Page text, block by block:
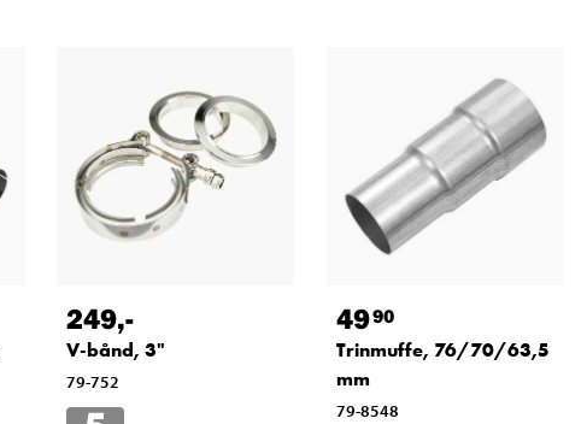
249,-
V-bånd, 3"
79-752
4990
Trinmuffe, 76/70/63,5
mm
79-8548